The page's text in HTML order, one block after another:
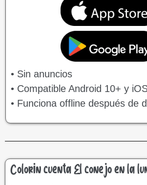
• Sin anuncios
• Compatible Android 10+ y
• Funciona offline después de
Colorin cuenta El conejo en la